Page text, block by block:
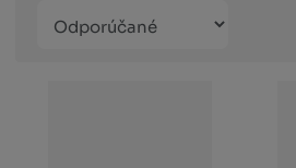
produktů